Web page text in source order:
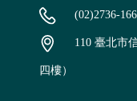
(02)2736-
110 臺北市
四樓）